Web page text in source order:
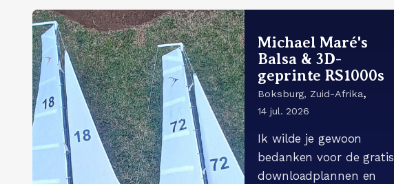
Michael Maré's
Balsa & 3D-
geprinte RS1000s
Boksburg, Zuid-Afrika,
14 jul. 2026
Ik wilde je gewoon
bedanken voor de gratis
downloadplannen en